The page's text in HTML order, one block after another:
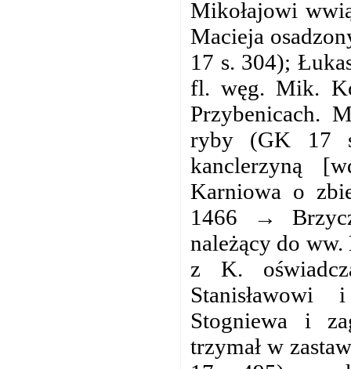
Mikołajowi
Macieja
17 s. 304);
fl. węg. Mik.
Przybenicach.
ryby (GK 17
kanclerzyną
Karniowa o
1466 →
należący do
z K.
Stogniewa i
trzymał w